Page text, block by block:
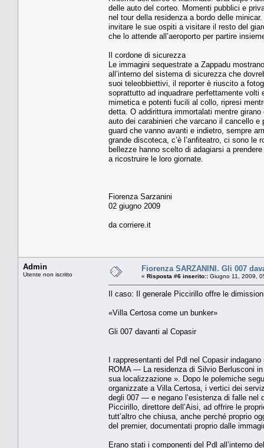
delle auto del corteo. Momenti pubblici e
nel tour della residenza a bor­do delle
invitare le sue ospiti a visitare il resto del
che lo attende all’ae­roporto per partire
Il cordone di sicurezza
Le immagini sequestrate a Zappadu
all’interno del si­stema di sicurezza che
suoi teleobbiettivi, il reporter è riuscito a
soprattutto ad in­quadrare perfettamente
mimetica e poten­ti fucili al collo, ripresi
detta. O addirittura immorta­lati mentre
auto dei cara­binieri che varcano il cancel­lo
guard che vanno avanti e in­dietro, sempre
grande di­scoteca, c’è l’anfiteatro, ci so­no
bellezze hanno scelto di ada­giarsi a
a ricostrui­re le loro giornate.
Fiorenza Sarzanini
02 giugno 2009
da corriere.it
Admin
Utente non iscritto
Fiorenza SARZANINI. Gli 007
« Risposta #6 inserito:: Giugno 11, 2009,
Il caso: Il generale Piccirillo offre le
«Villa Certosa come un bunker»
Gli 007 davanti al Copasir
I rappresentanti del Pdl nel Copasir
ROMA — La residenza di Silvio Berlusconi
sua lo­calizzazione ». Dopo le polemiche
organizzate a Villa Cer­tosa, i vertici dei
degli 007 — e negano l’esisten­za di falle nel
Picci­rillo, direttore dell’Aisi, ad offrire le
tutt’altro che chiusa, anche perché proprio
del premier, documentati proprio dalle
Erano stati i componenti del Pdl all’interno